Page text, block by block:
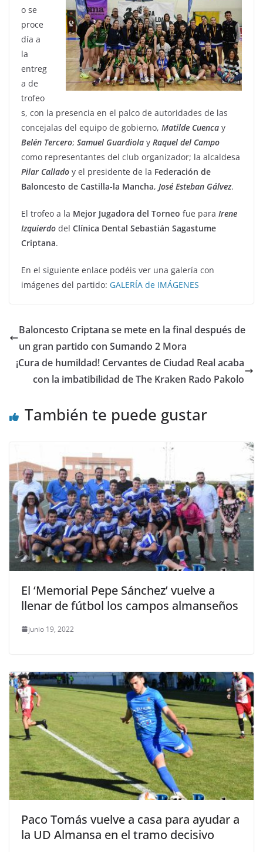
o se
proce
día a
la
entreg
a de
trofeo
s, con la presencia en el palco de autoridades de las
concejalas del equipo de gobierno, Matilde Cuenca y
Belén Tercero; Samuel Guardiola y Raquel del Campo
como representantes del club organizador; la alcaldesa
Pilar Callado y el presidente de la Federación de
Baloncesto de Castilla-la Mancha, José Esteban Gálvez.
El trofeo a la Mejor Jugadora del Torneo fue para Irene
Izquierdo del Clínica Dental Sebastián Sagastume
Criptana.
En el siguiente enlace podéis ver una galería con
imágenes del partido: GALERÍA de IMÁGENES
Baloncesto Criptana se mete en la final después de
un gran partido con Sumando 2 Mora
¡Cura de humildad! Cervantes de Ciudad Real acaba
con la imbatibilidad de The Kraken Rado Pakolo
También te puede gustar
El ‘Memorial Pepe Sánchez’ vuelve a
llenar de fútbol los campos almanseños
junio 19, 2022
Paco Tomás vuelve a casa para ayudar a
la UD Almansa en el tramo decisivo